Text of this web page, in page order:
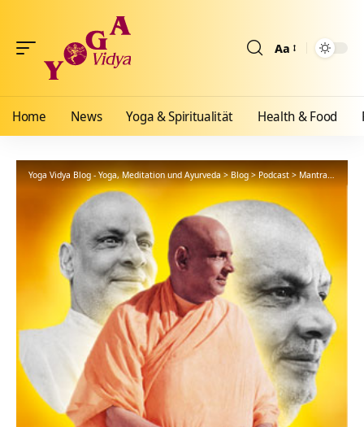
Aa
Home News Yoga & Spiritualität Health & Food
Yoga Vidya Blog - Yoga, Meditation und Ayurveda>Blog>Podcast>Mantra>Serve